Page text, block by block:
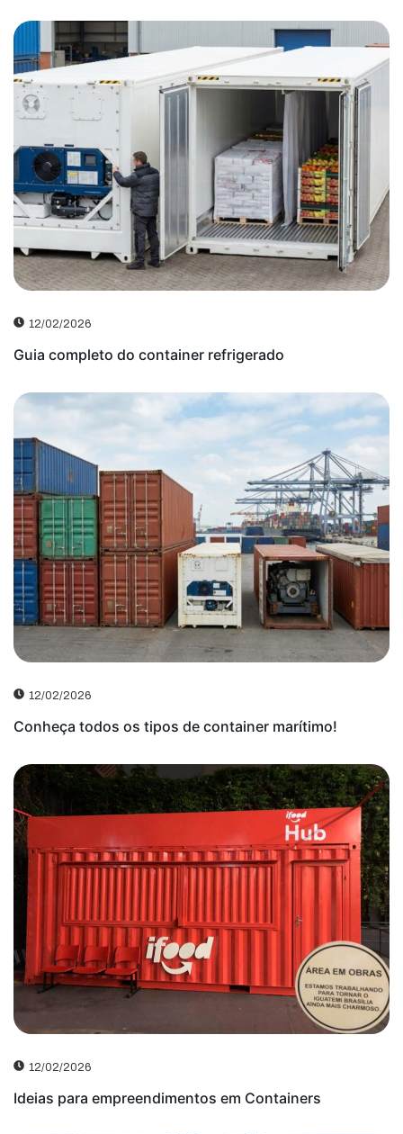
12/02/2026
Guia completo do container refrigerado
12/02/2026
Conheça todos os tipos de container marítimo!
12/02/2026
Ideias para empreendimentos em Containers